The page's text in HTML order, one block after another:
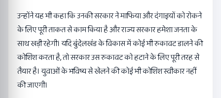
उन्होंने यह भी कहा कि उनकी सरकार ने माफिया और दंगाइयों को रोकने
के लिए पूरी ताकत से काम किया है और राज्य सरकार हमेशा जनता के
साथ खड़ी रहेगी। यदि बुंदेलखंड के विकास में कोई भी रुकावट डालने की
कोशिश करता है, तो सरकार उस रुकावट को हटाने के लिए पूरी तरह से
तैयार है। युवाओं के भविष्य से खेलने की कोई भी कोशिश स्वीकार नहीं
की जाएगी।